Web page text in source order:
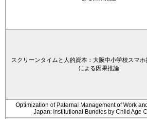
スクリーンタイムと人的資本：大阪中小学校スマ
による因果推論
Optimization of Paternal Management of Work
Japan: Institutional Bundles by Child Age